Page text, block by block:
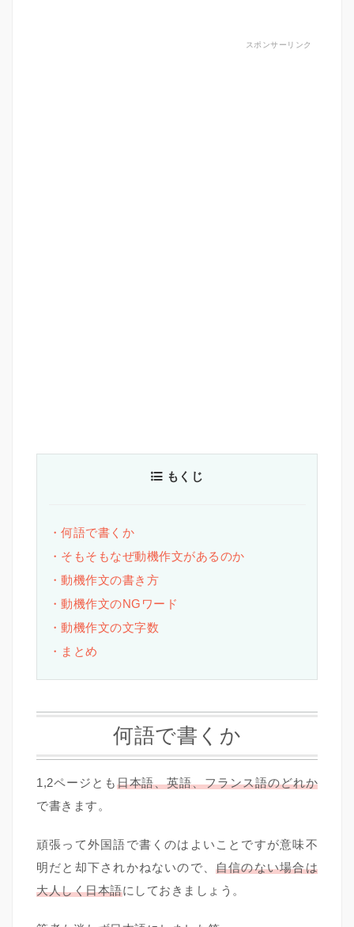
スポンサーリンク
もくじ
・何語で書くか
・そもそもなぜ動機作文があるのか
・動機作文の書き方
・動機作文のNGワード
・動機作文の文字数
・まとめ
何語で書くか
1,2ページとも日本語、英語、フランス語のどれか
で書きます。
頑張って外国語で書くのはよいことですが意味不
明だと却下されかねないので、 自信のない場合は
大人しく日本語にしておきましょう。